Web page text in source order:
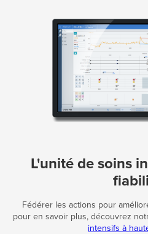
L'unité de soins
Fédérer les actions pour
pour en savoir plus, découvrez
intensifs à